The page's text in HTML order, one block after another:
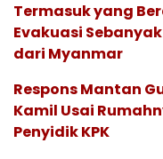
Termasuk yang
Evakuasi
dari Myanmar
Respons Mantan
Kamil Usai
Penyidik KPK